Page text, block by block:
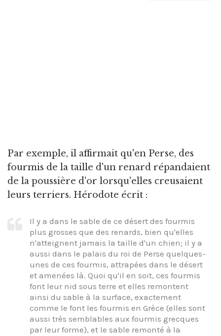
Par exemple, il affirmait qu'en Perse, des
fourmis de la taille d'un renard répandaient
de la poussière d'or lorsqu'elles creusaient
leurs terriers. Hérodote écrit :
Il y a dans le sable de ce désert des fourmis
plus grosses que des renards, bien qu'elles
n'atteignent jamais la taille d'un chien; il y a
aussi dans le palais du roi de Perse quelques-
unes de ces fourmis, attrapées dans le désert
et amenées là. Quoi qu'il en soit, ces fourmis
font leur nid sous terre et elles remontent
ainsi du sable à la surface, exactement
comme le font les fourmis en Grèce (elles sont
aussi très semblables aux fourmis grecques
par leur forme), et le sable remonté à la